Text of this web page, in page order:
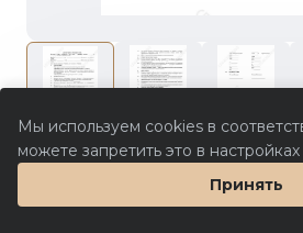
Цена партнера
Заполнить шаблон в
Мы используем cookies в
можете запретить это в
Принять